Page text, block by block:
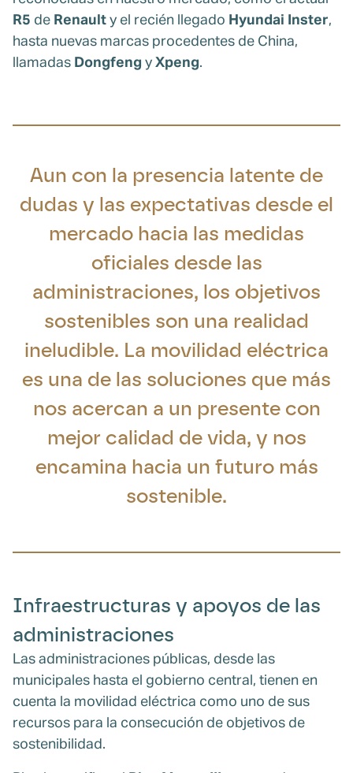
R5 de Renault y el recién llegado Hyundai Inster,
hasta nuevas marcas procedentes de China,
llamadas Dongfeng y Xpeng.
Aun con la presencia latente de
dudas y las expectativas desde el
mercado hacia las medidas
oficiales desde las
administraciones, los objetivos
sostenibles son una realidad
ineludible. La movilidad eléctrica
es una de las soluciones que más
nos acercan a un presente con
mejor calidad de vida, y nos
encamina hacia un futuro más
sostenible.
Infraestructuras y apoyos de las
administraciones
Las administraciones públicas, desde las
municipales hasta el gobierno central, tienen en
cuenta la movilidad eléctrica como uno de sus
recursos para la consecución de objetivos de
sostenibilidad.